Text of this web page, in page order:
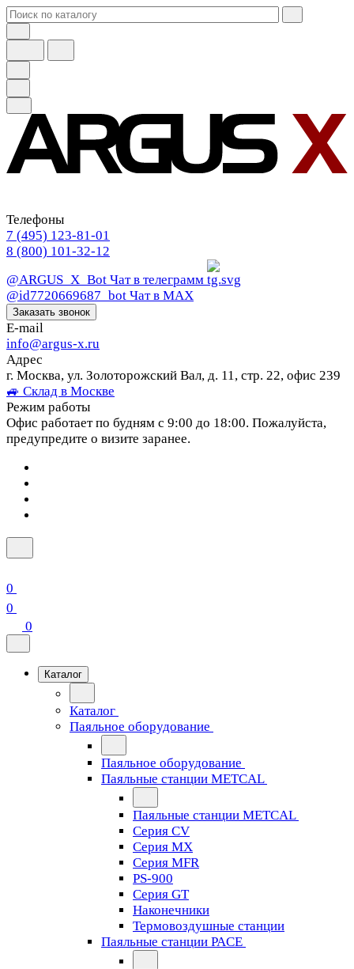
Телефоны
7 (495) 123-81-01
8 (800) 101-32-12
@ARGUS_X_Bot Чат в телеграмм
@id7720669687_bot Чат в МАХ
Заказать звонок
E-mail
info@argus-x.ru
Адрес
г. Москва, ул. Золоторожский Вал, д. 11, стр. 22, офис 239
🚙 Склад в Москве
Режим работы
Офис работает по будням с 9:00 до 18:00. Пожалуйста,
предупредите о визите заранее.
0
0
0
Каталог
Каталог
Паяльное оборудование
Паяльное оборудование
Паяльные станции METCAL
Паяльные станции METCAL
Серия CV
Серия MX
Серия MFR
PS-900
Серия GT
Наконечники
Термовоздушные станции
Паяльные станции PACE